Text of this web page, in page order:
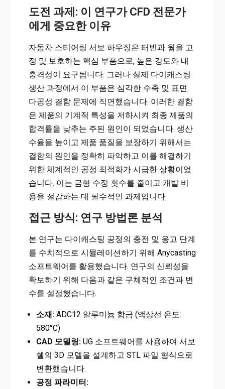
도전 과제: 이 연구가 CFD 전문가
에게 중요한 이유
자동차 스티어링 서보 하우징은 터빈과 웜을 고
정 및 보호하는 핵심 부품으로, 높은 강도와 내
충격성이 요구됩니다. 그러나 실제 다이캐스팅
생산 과정에서 이 부품은 심각한 수축 및 표면
다공성 결함 문제에 직면했습니다. 이러한 결함
은 제품의 기계적 특성을 저하시켜 최종 제품의
합격률을 낮추는 주된 원인이 되었습니다. 생산
수율을 높이고 제품 품질을 보장하기 위해서는
결함의 원인을 정확히 파악하고 이를 해결하기
위한 체계적인 공정 최적화가 시급한 상황이었
습니다. 이는 금형 수정 횟수를 줄이고 개발 비
용을 절감하는 데 필수적인 과제입니다.
접근 방식: 연구 방법론 분석
본 연구는 다이캐스팅 공정의 충전 및 응고 단계
를 수치적으로 시뮬레이션하기 위해 Anycasting
소프트웨어를 활용했습니다. 연구의 신뢰성을
확보하기 위해 다음과 같은 구체적인 조건과 변
수를 설정했습니다.
소재:ADC12 알루미늄 합금 (액상선 온도:
580°C)
CAD 모델링:UG 소프트웨어를 사용하여 서보
쉘의 3D 모델을 설계하고 STL 파일 형식으로
변환했습니다.
공정 파라미터: